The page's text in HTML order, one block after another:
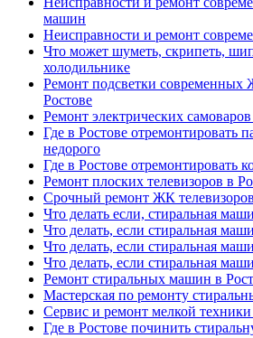
машин
Неисправности и ремонт
Что может шуметь, скрипеть,
холодильнике
Ремонт подсветки современных
Ростове
Ремонт электрических
Где в Ростове отремонтировать
недорого
Где в Ростове отремонтировать
Ремонт плоских телевизоров в
Срочный ремонт ЖК
Что делать если, стиральная
Что делать, если стиральная
Что делать, если стиральная
Что делать, если стиральная
Ремонт стиральных машин в
Мастерская по ремонту
Сервис и ремонт мелкой техники
Где в Ростове починить